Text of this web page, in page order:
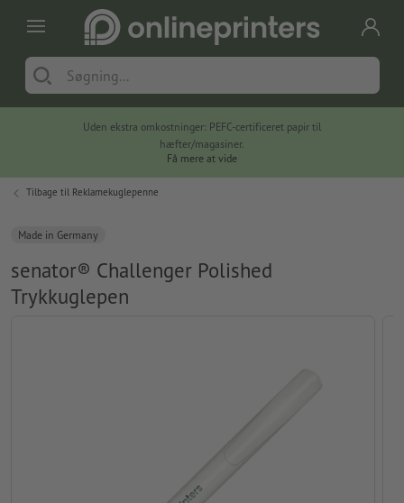
Uden ekstra omkostninger: PEFC-certificeret papir til
hæfter/magasiner.
Få mere at vide
Tilbage til Reklamekuglepenne
Made in Germany
senator® Challenger Polished
Trykkuglepen